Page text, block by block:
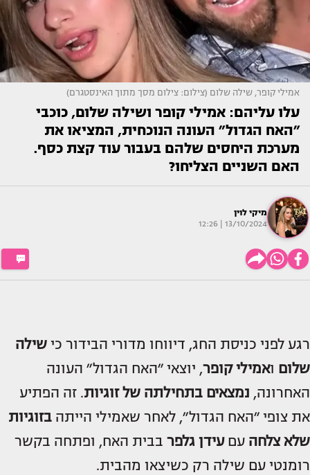
אמילי קופר, שילה שלום (צילום: צילום מסך מתוך האינסטגרם)
עלו עליהם: אמילי קופר ושילה שלום, כוכבי
״האח הגדול״ העונה הנוכחית, המציאו את
מערכת היחסים שלהם בעבור עוד קצת כסף.
האם השניים הצליחו?
מיקי לוין
13/10/2024 | 12:26
רגע לפני כניסת החג, דיווחו מדורי הבידור כי שילה
שלום ואמילי קופר, יוצאי ״האח הגדול״ העונה
האחרונה, נמצאים בתחילתה של זוגיות. זה הפתיע
את צופי ״האח הגדול״, לאחר שאמילי הייתה בזוגיות
שלא צלחה עםעידן גלפר בבית האח, ופתחה בקשר
רומנטי עם שילה רק כשיצאו מהבית.